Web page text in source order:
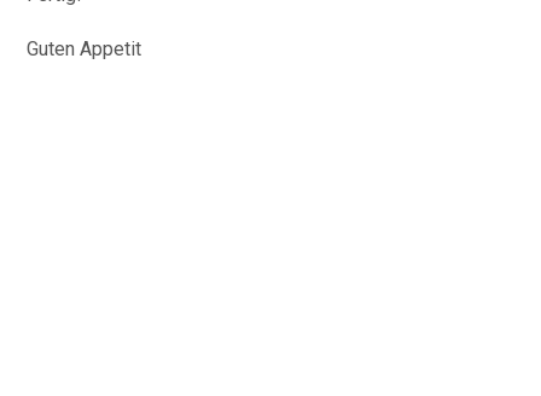
Guten Appetit